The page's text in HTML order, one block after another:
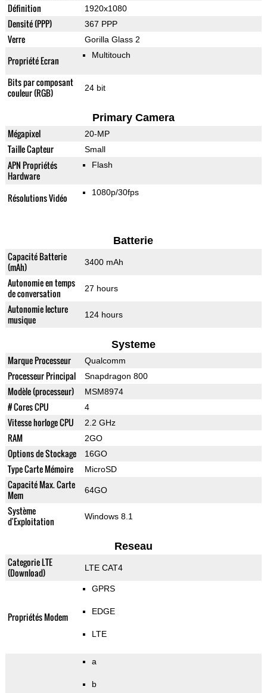
Définition 1920x1080
Densité (PPP) 367 PPP
Verre Gorilla Glass 2
Propriété Ecran Multitouch
Bits par composant
couleur (RGB)
24 bit
Primary Camera
Mégapixel 20-MP
Taille Capteur Small
APN Propriétés
Hardware
Flash
Résolutions Vidéo 1080p/30fps
Batterie
Capacité Batterie
(mAh)
3400 mAh
Autonomie en temps
de conversation
27 hours
Autonomie lecture
musique
124 hours
Systeme
Marque Processeur Qualcomm
Processeur Principal Snapdragon 800
Modèle (processeur) MSM8974
# Cores CPU 4
Vitesse horloge CPU 2.2 GHz
RAM 2GO
Options de Stockage 16GO
Type Carte Mémoire MicroSD
Capacité Max. Carte
Mem
64GO
Système
d'Exploitation
Windows 8.1
Reseau
Categorie LTE
(Download)
LTE CAT4
Propriétés Modem
GPRS
EDGE
LTE
a
b